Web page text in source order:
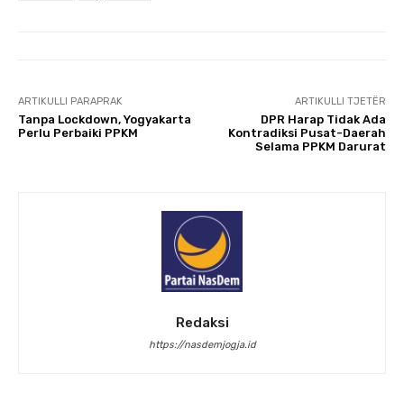
ARTIKULLI PARAPRAK
Tanpa Lockdown, Yogyakarta
Perlu Perbaiki PPKM
ARTIKULLI TJETËR
DPR Harap Tidak Ada
Kontradiksi Pusat-Daerah
Selama PPKM Darurat
Redaksi
https://nasdemjogja.id